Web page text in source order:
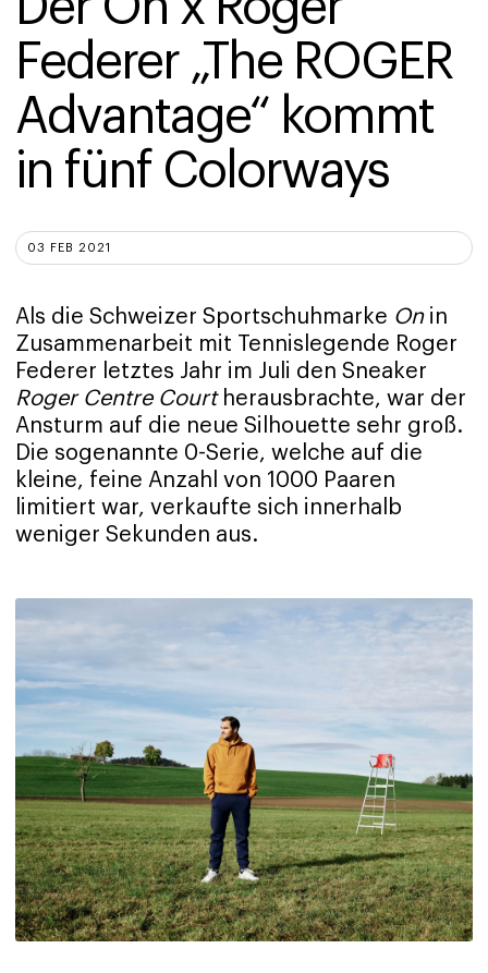
Federer „The ROGER
Advantage“ kommt
in fünf Colorways
03 FEB 2021
Als die Schweizer Sportschuhmarke Onin
Zusammenarbeit mit Tennislegende Roger
Federer letztes Jahr im Juli den Sneaker
Roger Centre Courtherausbrachte, war der
Ansturm auf die neue Silhouette sehr groß.
Die sogenannte 0-Serie, welche auf die
kleine, feine Anzahl von 1000 Paaren
limitiert war, verkaufte sich innerhalb
weniger Sekunden aus.